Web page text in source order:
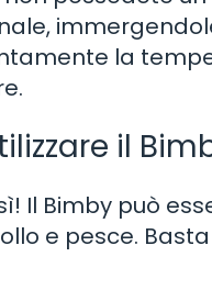
la
il
Il Bimby può
e pesce.